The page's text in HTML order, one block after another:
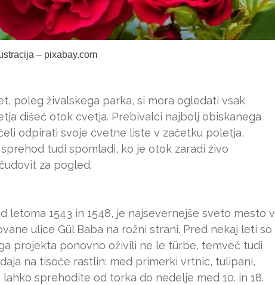
– pixabay.com
poleg živalskega parka, si mora ogledati vsak
dišeč otok cvetja. Prebivalci najbolj obiskanega
odpirati svoje cvetne liste v začetku poletja,
tudi spomladi, ko je otok zaradi živo
za pogled.
letoma 1543 in 1548, je najsevernejše sveto mesto v
ulice Gül Baba na rožni strani. Pred nekaj leti so
projekta ponovno oživili ne le türbe, temveč tudi
na tisoče rastlin: med primerki vrtnic, tulipani,
sprehodite od torka do nedelje med 10. in 18.